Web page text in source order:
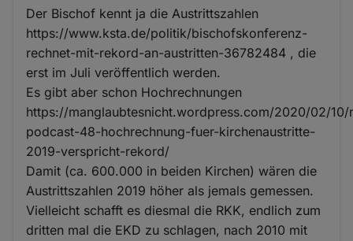
Der Bischof kennt ja die Austrittszahlen
https://www.ksta.de/politik/bischofskonferenz-
rechnet-mit-rekord-an-austritten-36782484 , die
erst im Juli veröffentlich werden.
Es gibt aber schon Hochrechnungen
https://manglaubtesnicht.wordpress.com/2020/02/10/
podcast-48-hochrechnung-fuer-kirchenaustritte-
2019-verspricht-rekord/
Damit (ca. 600.000 in beiden Kirchen) wären die
Austrittszahlen 2019 höher als jemals gemessen.
Vielleicht schafft es diesmal die RKK, endlich zum
dritten mal die EKD zu schlagen, nach 2010 mit